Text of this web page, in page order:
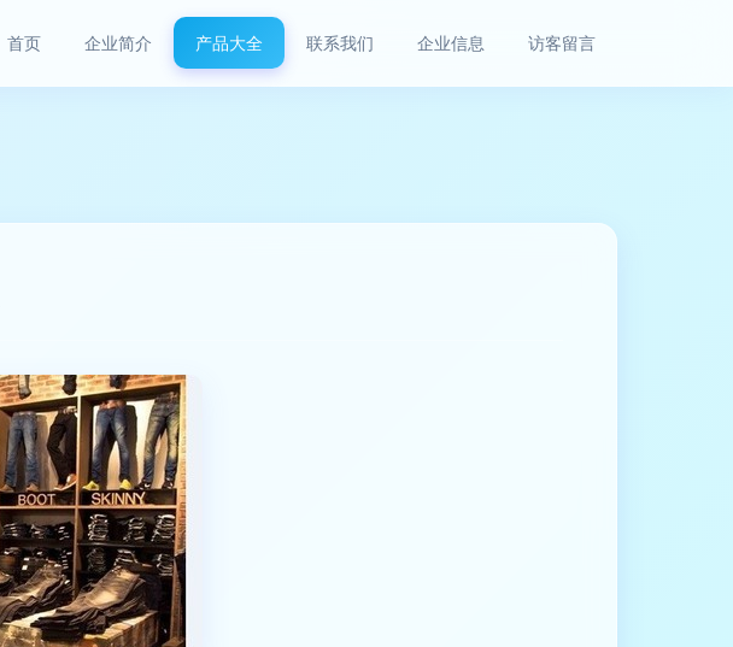
首页 企业简介 产品大全 联系我们 企业信息 访客留言